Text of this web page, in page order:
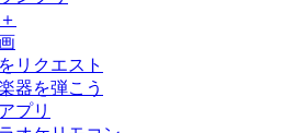
リクエスト
器を弾こう
プリ